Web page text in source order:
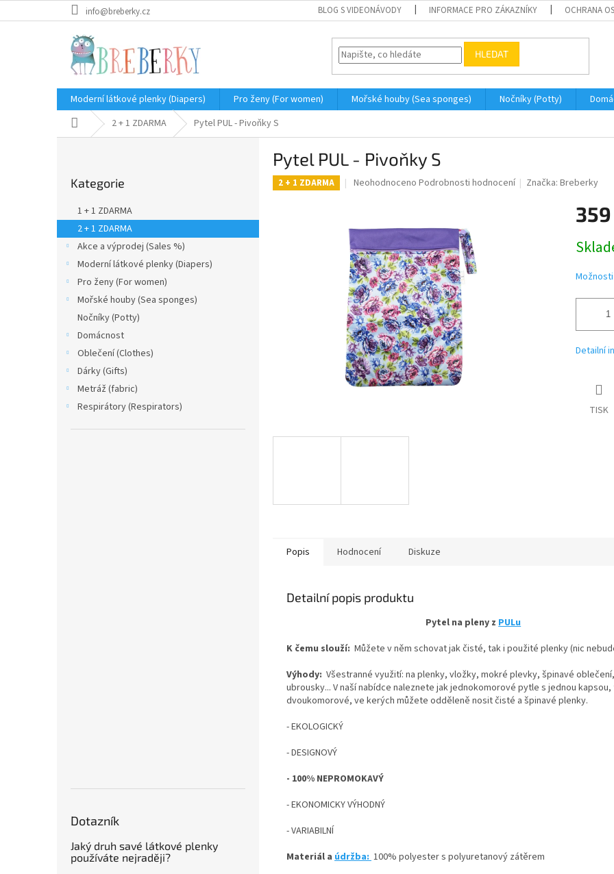
na
info@breberky.cz BLOG S VIDEONÁVODY INFORMACE PRO ZÁKAZNÍKY OCHRANA
HLEDAT
Moderní látkové plenky (Diapers) Pro ženy (For women) Mořské houby (Sea sponges) Nočníky (Potty)
Domů 2 + 1 ZDARMA Pytel PUL - Pivoňky S
a
n
kategorie
Kategorie
1 + 1 ZDARMA
2 + 1 ZDARMA
Akce a výprodej (Sales %)
Moderní látkové plenky (Diapers)
Pro ženy (For women)
Mořské houby (Sea sponges)
Nočníky (Potty)
Domácnost
Oblečení (Clothes)
Dárky (Gifts)
Metráž (fabric)
Respirátory (Respirators)
Dotazník
Jaký druh savé látkové plenky
používáte nejraději?
Pytel PUL - Pivoňky S
2 + 1 ZDARMA
Průměrné
0,0
z
5
hvězdiček.
Neohodnoceno Podrobnosti hodnocení Značka:Breberky
cena:
Detailní
TISK
Popis Hodnocení Diskuze
Detailní popis produktu
Pytel na pleny z PULu
K čemu slouží: Můžete v něm schovat jak čisté, tak i použité plenky (nic
Výhody: Všestranné využití: na plenky, vložky, mokré plevky, špinavé oblečení,
ubrousky... V naší nabídce naleznete jak jednokomorové pytle s jednou
dvoukomorové, ve kerých můžete odděleně nosit čisté a špinavé plenky.
- EKOLOGICKÝ
- DESIGNOVÝ
- 100% NEPROMOKAVÝ
- EKONOMICKY VÝHODNÝ
- VARIABILNÍ
Materiál a údržba: 100% polyester s polyuretanový zátěrem